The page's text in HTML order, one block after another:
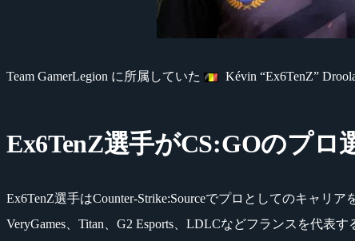
Team GamerLegion に所属していた Kévin “Ex6TenZ”
Ex6TenZ選手がCS:GOのプロ
Ex6TenZ選手はCounter-Strike:Sourceでプロとしてのキャリア
VeryGames、Titan、G2 Esports、LDLCなどフランスを代表